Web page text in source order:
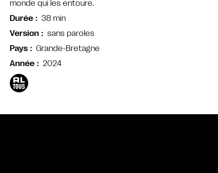
monde qui les entoure.
Durée
38 min
Version
sans paroles
Pays
Grande-Bretagne
Année
2024